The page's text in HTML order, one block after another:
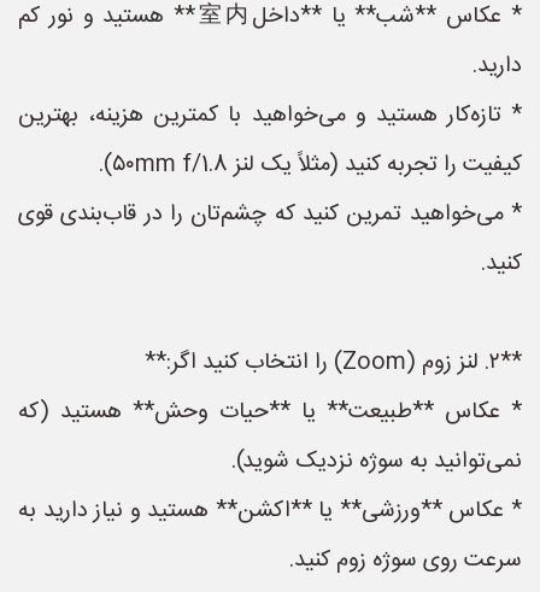
* عکاس **شب** یا **داخل室内** هستید و نور کم
دارید.
* تازه‌کار هستید و می‌خواهید با کمترین هزینه، بهترین
کیفیت را تجربه کنید (مثلاً یک لنز ۵۰mm f/1.8).
* می‌خواهید تمرین کنید که چشم‌تان را در قاب‌بندی قوی
کنید.
**۲. لنز زوم (Zoom) را انتخاب کنید اگر:**
* عکاس **طبیعت** یا **حیات وحش** هستید (که
نمی‌توانید به سوژه نزدیک شوید).
* عکاس **ورزشی** یا **اکشن** هستید و نیاز دارید به
سرعت روی سوژه زوم کنید.